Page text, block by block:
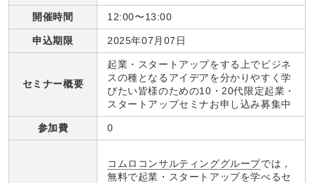
開催時間 12:00〜13:00
申込期限 2025年07月07日
セミナー概要
起業・スタートアップをする上でビジネ
スの種となるアイデアを分かりやすく学
びたい皆様のための10・20代限定起業・
スタートアップセミナお申し込み募集中
参加費 0
コムロコンサルティンググループでは，
無料で起業・スタートアップを学べるセ